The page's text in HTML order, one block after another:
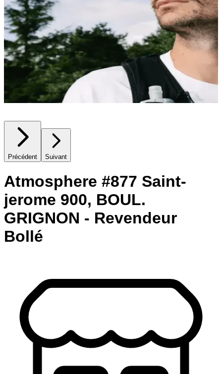
Précédent Suivant
Atmosphere #877 Saint-
jerome 900, BOUL.
GRIGNON - Revendeur
Bollé